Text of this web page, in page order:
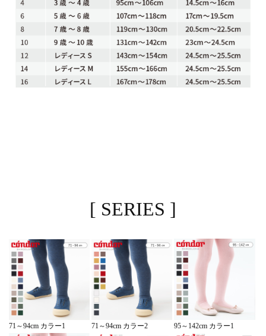
[ SERIES ]
71～94cm カラー1 71～94cm カラー2 95～142cm カラー1